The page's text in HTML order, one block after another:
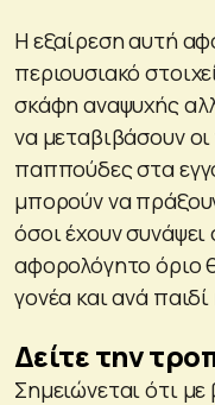
Η εξαίρεση αυτή
περιουσιακό
σκάφη αναψυχής
να μεταβιβάσουν οι
παππούδες στα
μπορούν να
όσοι έχουν
αφορολόγητο όριο
γονέα και ανά παιδί
Δείτε την
Σημειώνεται ότι